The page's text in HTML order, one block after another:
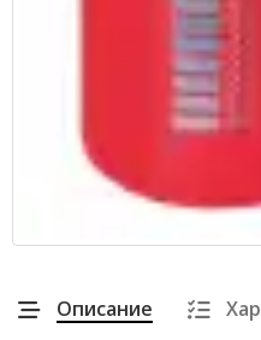
Описание